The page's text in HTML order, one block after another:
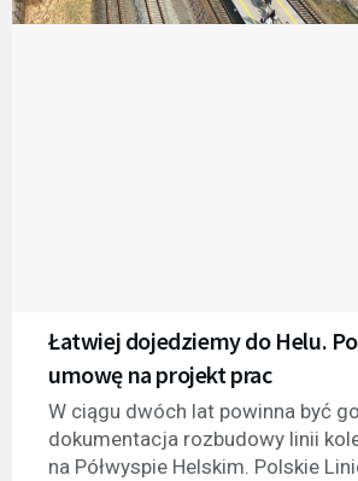
Łatwiej dojedziemy do Helu.
umowę na projekt prac
W ciągu dwóch lat powinna być
dokumentacja rozbudowy linii
na Półwyspie Helskim. Polskie